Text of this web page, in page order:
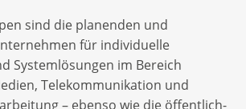
sind die planenden und
für individuelle
Systemlösungen im Bereich
Telekommunikation und
– ebenso wie die öffentlich-